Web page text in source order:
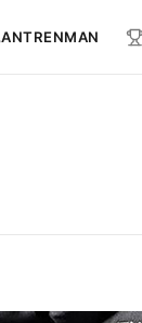
ANTRENMAN